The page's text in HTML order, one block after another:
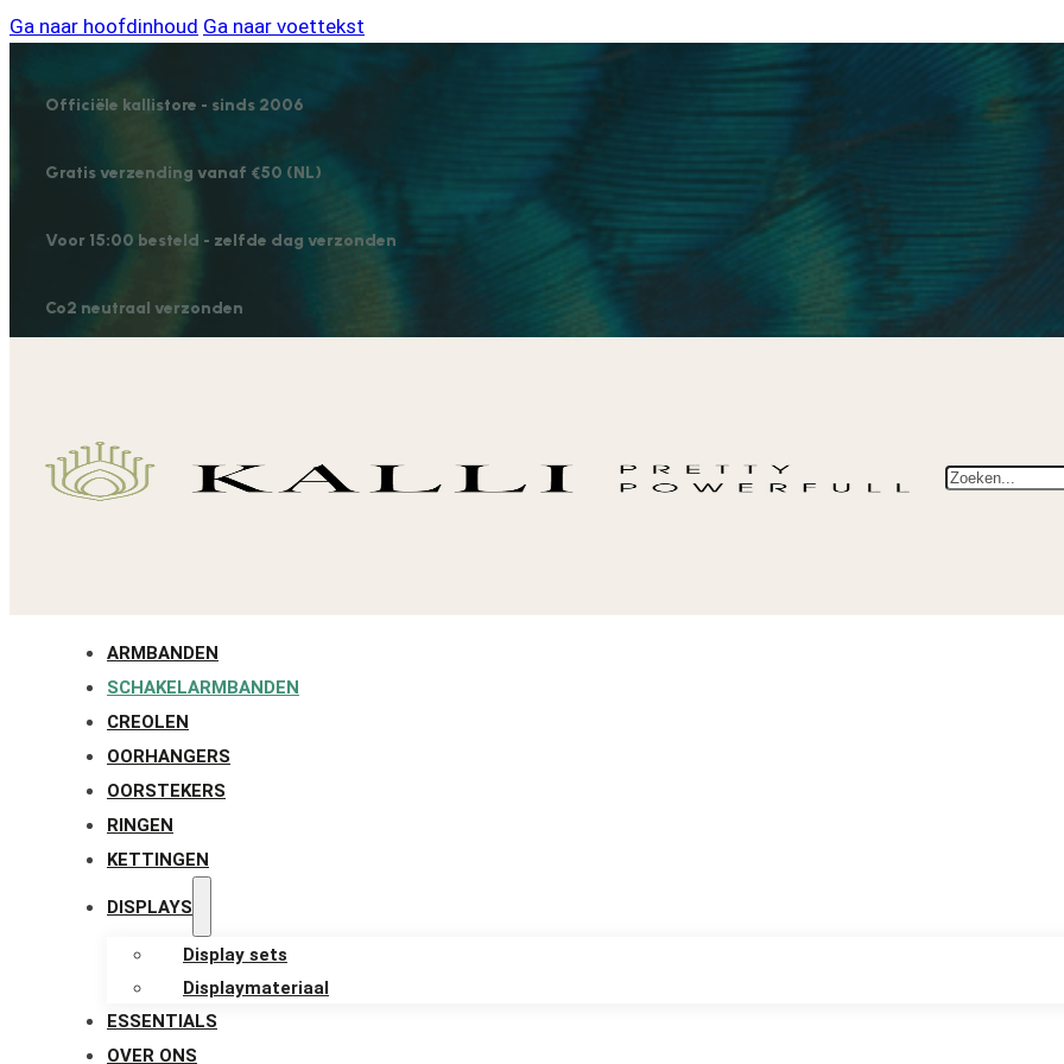
Ga naar hoofdinhoud Ga naar voettekst
Officiële kallistore - sinds 2006
Gratis verzending vanaf €50 (NL)
Voor 15:00 besteld - zelfde dag verzonden
Co2 neutraal verzonden
Zoeken
ARMBANDEN
SCHAKELARMBANDEN
CREOLEN
OORHANGERS
OORSTEKERS
RINGEN
KETTINGEN
DISPLAYS
Display sets
Displaymateriaal
ESSENTIALS
OVER ONS